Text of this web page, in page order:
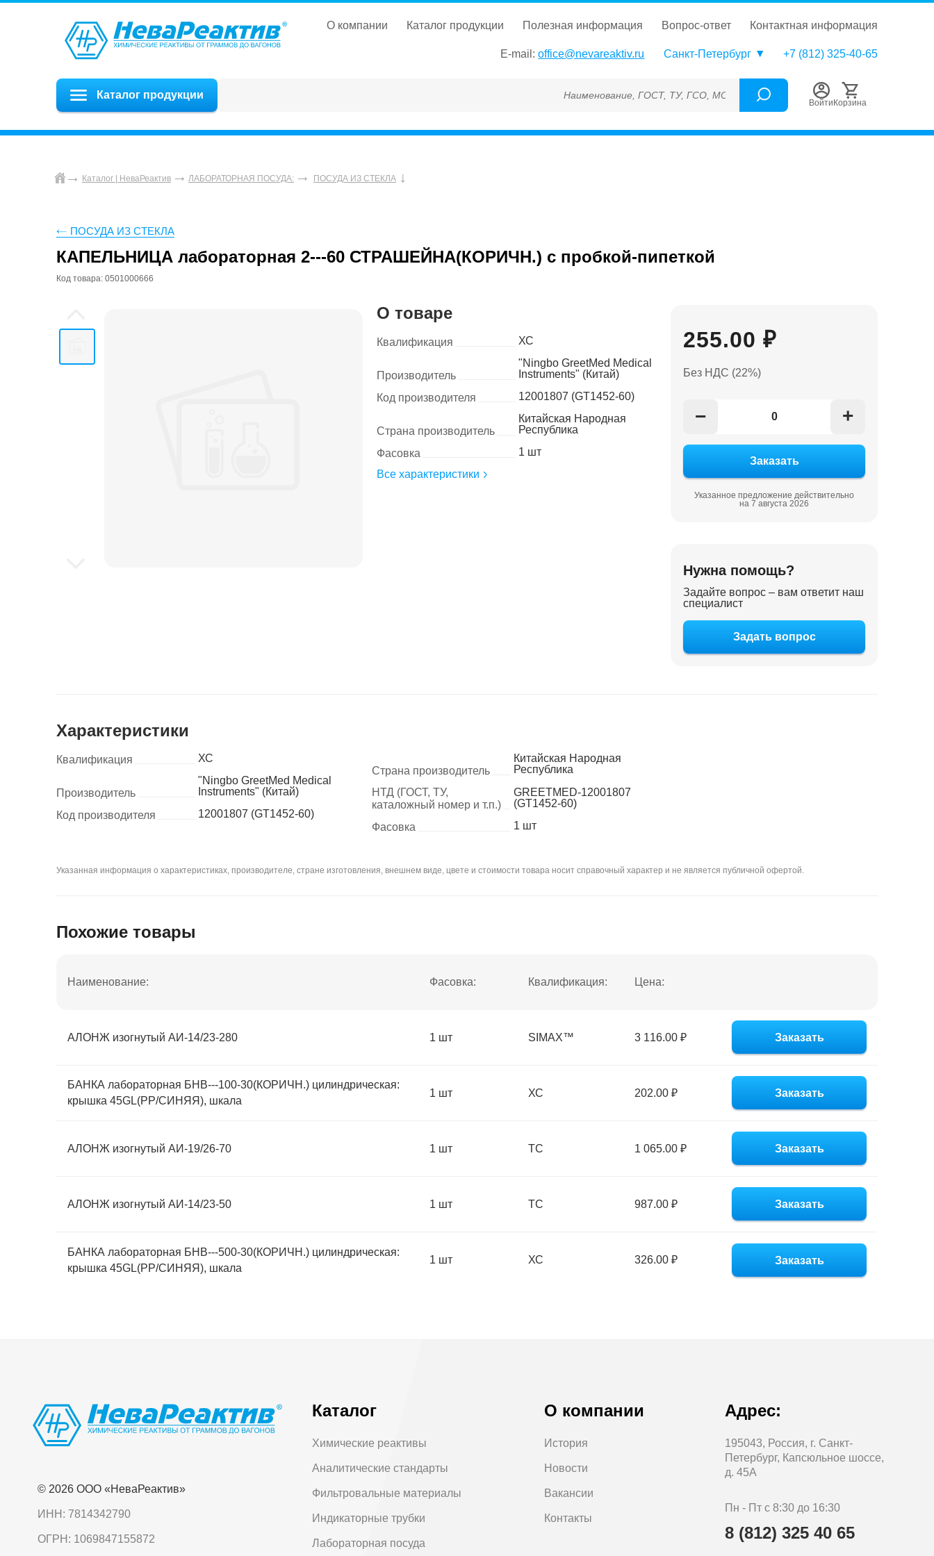
о компании каталог продукции полезная информация вопрос-ответ контактная информация
E-mail: office@nevareaktiv.ru Санкт-Петербург +7 (812) 325-40-65
Каталог продукции Наименование, ГОСТ, ТУ, ГСО, МСО, ОСО, СОП, ГРСИ, Каталожный номер (Артикул),
Войти Корзина
Каталог | НеваРеактив ЛАБОРАТОРНАЯ ПОСУДА: ПОСУДА ИЗ СТЕКЛА
ПОСУДА ИЗ СТЕКЛА
КАПЕЛЬНИЦА лабораторная 2---60 СТРАШЕЙНА(КОРИЧН.) с пробкой-пипеткой
Код товара: 0501000666
255.00 ₽
Без НДС (22%)
− +
Указанное предложение действительно
на 7 августа 2026
О товаре
Квалификация ХС
Производитель
"Ningbo GreetMed Medical
Instruments" (Китай)
Код производителя
12001807 (GT1452-60)
Страна производитель
Китайская Народная
Республика
Фасовка
1 шт
Все характеристики
Нужна помощь?
Задайте вопрос – вам ответит наш
специалист
Задать вопрос
Характеристики
Квалификация ХС
Производитель
"Ningbo GreetMed Medical
Instruments" (Китай)
Код производителя
12001807 (GT1452-60)
Страна производитель
Китайская Народная
Республика
НТД (ГОСТ, ТУ,
каталожный номер и т.п.)
GREETMED-12001807
(GT1452-60)
Фасовка
1 шт
Указанная информация о характеристиках, производителе, стране изготовления, внешнем виде, цвете и стоимости товара носит справочный характер и не является публичной офертой.
Похожие товары
Наименование: Фасовка: Квалификация: Цена:
АЛОНЖ изогнутый АИ-14/23-280 1 шт SIMAX™ 3 116.00 ₽ Заказать
БАНКА лабораторная БНВ---100-30(КОРИЧН.) цилиндрическая:
крышка 45GL(PP/СИНЯЯ), шкала
1 шт ХС 202.00 ₽ Заказать
АЛОНЖ изогнутый АИ-19/26-70 1 шт ТС 1 065.00 ₽ Заказать
АЛОНЖ изогнутый АИ-14/23-50 1 шт ТС 987.00 ₽ Заказать
БАНКА лабораторная БНВ---500-30(КОРИЧН.) цилиндрическая:
крышка 45GL(PP/СИНЯЯ), шкала
1 шт ХС 326.00 ₽ Заказать
© 2026 OOO «НеваРеактив»
ИНН: 7814342790
ОГРН: 1069847155872
Каталог
Химические реактивы
Аналитические стандарты
Фильтровальные материалы
Индикаторные трубки
Лабораторная посуда
О компании
История
Новости
Вакансии
Контакты
Адрес:
195043, Россия, г. Санкт-
Петербург, Капсюльное шоссе,
д. 45А
Пн - Пт с 8:30 до 16:30
8 (812) 325 40 65